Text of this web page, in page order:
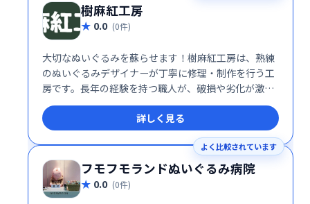
樹麻紅工房
0.0 (0件)
大切なぬいぐるみを蘇らせます！樹麻紅工房は、熟練
のぬいぐるみデザイナーが丁寧に修理・制作を行う工
房です。長年の経験を持つ職人が、破損や劣化が激し
いぬいぐるみでも、細部まで丁寧に修復し、美しい状
態へと再生します。愛着のあるぬいぐるみを、もう一
度抱きしめられるようにお手伝いいたします。お気軽
にご相談ください。
詳しく見る
よく比較されています
フモフモランドぬいぐるみ病院
0.0 (0件)